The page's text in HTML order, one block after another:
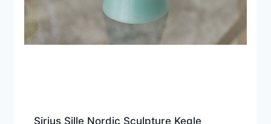
Sirius Sille Nordic Sculpture Kegle